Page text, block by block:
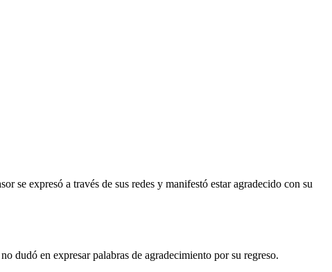
se expresó a través de sus redes y manifestó estar agradecido con su
dudó en expresar palabras de agradecimiento por su regreso.